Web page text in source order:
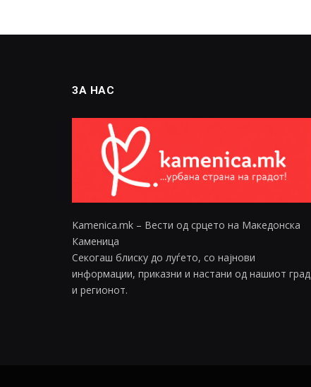
ЗА НАС
Kamenica.mk – Вести од срцето на Македонска
Каменица
Секогаш блиску до луѓето, со најнови
информации, приказни и настани од нашиот град
и регионот.